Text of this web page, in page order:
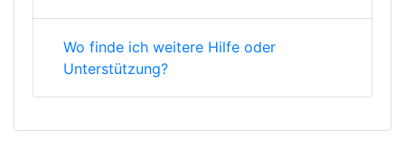
Wo finde ich weitere Hilfe oder
Unterstützung?